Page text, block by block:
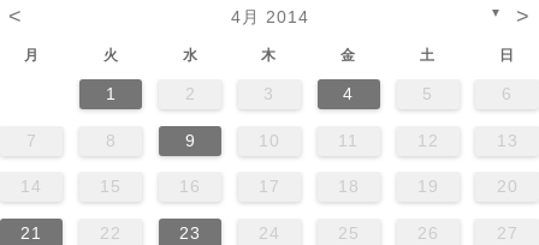
< 4月 2014 ▼ >
月 火 水 木 金 土 日
1 2 3 4 5 6
7 8 9 10 11 12 13
14 15 16 17 18 19 20
21 22 23 24 25 26 27